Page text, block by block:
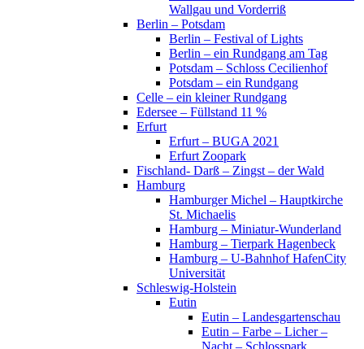
Wallgau und Vorderriß
Berlin – Potsdam
Berlin – Festival of Lights
Berlin – ein Rundgang am Tag
Potsdam – Schloss Cecilienhof
Potsdam – ein Rundgang
Celle – ein kleiner Rundgang
Edersee – Füllstand 11 %
Erfurt
Erfurt – BUGA 2021
Erfurt Zoopark
Fischland- Darß – Zingst – der Wald
Hamburg
Hamburger Michel – Hauptkirche
St. Michaelis
Hamburg – Miniatur-Wunderland
Hamburg – Tierpark Hagenbeck
Hamburg – U-Bahnhof HafenCity
Universität
Schleswig-Holstein
Eutin
Eutin – Landesgartenschau
Eutin – Farbe – Licher –